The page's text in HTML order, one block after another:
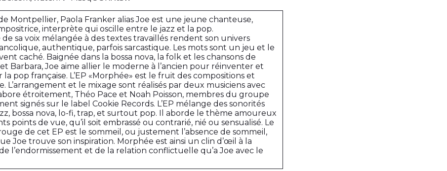
Montpellier, Paola Franker alias Joe est une jeune chanteuse,
interprète qui oscille entre le jazz et la pop.
de sa voix mélangée à des textes travaillés rendent son univers
authentique, parfois sarcastique. Les mots sont un jeu et le
caché. Baignée dans la bossa nova, la folk et les chansons de
Barbara, Joe aime allier le moderne à l’ancien pour réinventer et
pop française. L’EP «Morphée» est le fruit des compositions et
L’arrangement et le mixage sont réalisés par deux musiciens avec
étroitement, Théo Pace et Noah Poisson, membres du groupe
signés sur le label Cookie Records. L’EP mélange des sonorités
bossa nova, lo-fi, trap, et surtout pop. Il aborde le thème amoureux
points de vue, qu’il soit embrassé ou contrarié, nié ou sensualisé. Le
de cet EP est le sommeil, ou justement l’absence de sommeil,
Joe trouve son inspiration. Morphée est ainsi un clin d’œil à la
l’endormissement et de la relation conflictuelle qu’a Joe avec le